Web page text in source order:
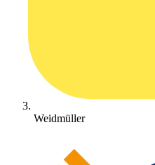
Weidmüller